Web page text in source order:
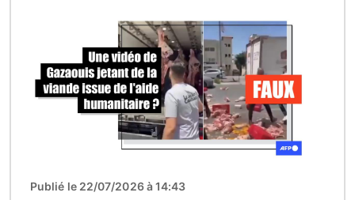
Publié le 22/07/2026 à 14:43